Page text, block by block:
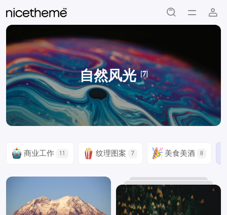
自然风光 [7]
商业工作 11 纹理图案 7 美食美酒 8